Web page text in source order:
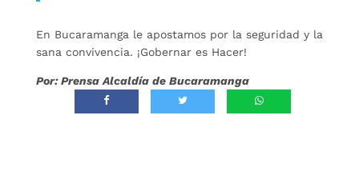
En Bucaramanga le apostamos por la seguridad y la
sana convivencia. ¡Gobernar es Hacer!
Por: Prensa Alcaldía de Bucaramanga